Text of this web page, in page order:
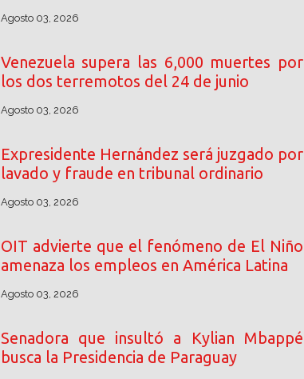
Agosto 03, 2026
Venezuela supera las 6,000 muertes por
los dos terremotos del 24 de junio
Agosto 03, 2026
Expresidente Hernández será juzgado por
lavado y fraude en tribunal ordinario
Agosto 03, 2026
OIT advierte que el fenómeno de El Niño
amenaza los empleos en América Latina
Agosto 03, 2026
Senadora que insultó a Kylian Mbappé
busca la Presidencia de Paraguay